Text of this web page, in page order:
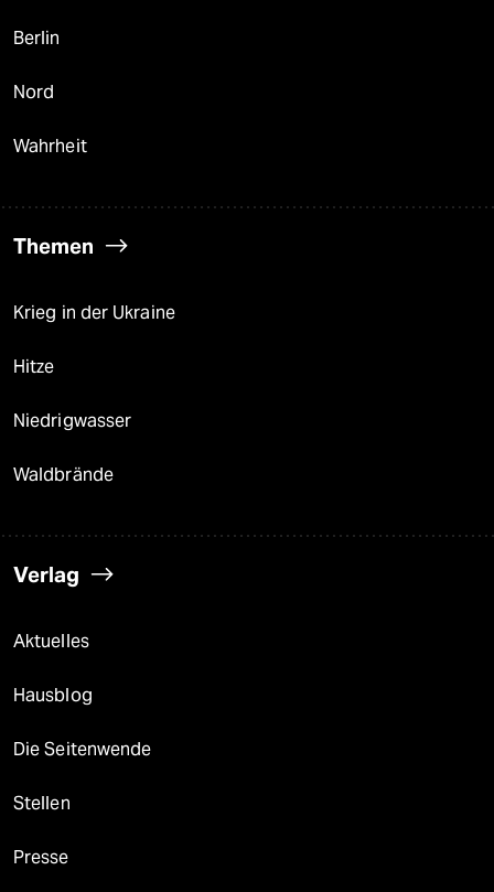
Berlin
Nord
Wahrheit
Themen
Krieg in der Ukraine
Hitze
Niedrigwasser
Waldbrände
Verlag
Aktuelles
Hausblog
Die Seitenwende
Stellen
Presse